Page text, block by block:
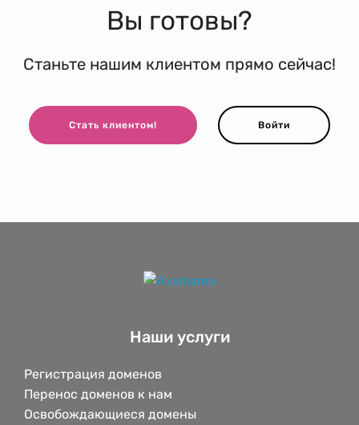
Вы готовы?
Станьте нашим клиентом прямо сейчас!
Стать клиентом! Войти
Наши услуги
Регистрация доменов
Перенос доменов к нам
Освобождающиеся домены